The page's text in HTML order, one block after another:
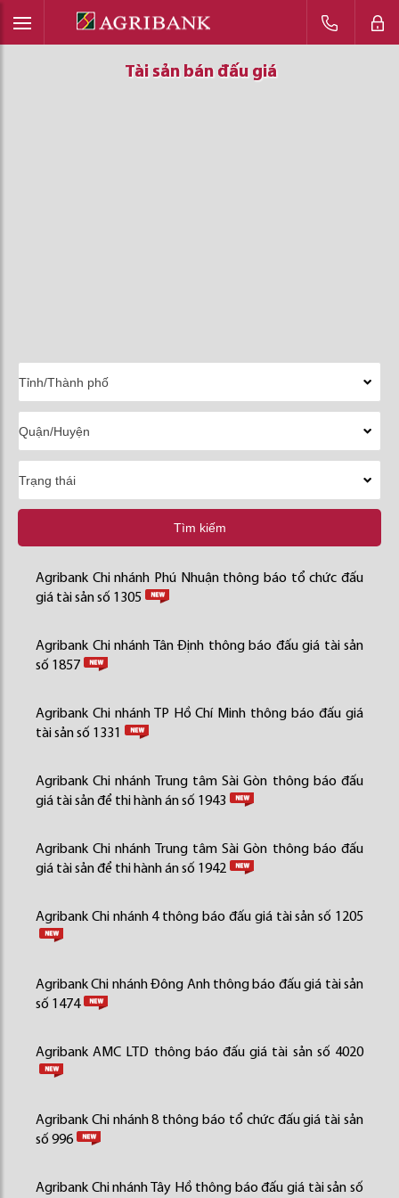
Tài sản bán đấu giá
Tài sản bán đấu giá
Tài sản bán đấu giá
Tìm kiếm
Agribank Chi nhánh Phú Nhuận thông báo tổ chức đấu
giá tài sản số 1305
Agribank Chi nhánh Tân Định thông báo đấu giá tài sản
số 1857
Agribank Chi nhánh TP Hồ Chí Minh thông báo đấu giá
tài sản số 1331
Agribank Chi nhánh Trung tâm Sài Gòn thông báo đấu
giá tài sản để thi hành án số 1943
Agribank Chi nhánh Trung tâm Sài Gòn thông báo đấu
giá tài sản để thi hành án số 1942
Agribank Chi nhánh 4 thông báo đấu giá tài sản số 1205
Agribank Chi nhánh Đông Anh thông báo đấu giá tài sản
số 1474
Agribank AMC LTD thông báo đấu giá tài sản số 4020
Agribank Chi nhánh 8 thông báo tổ chức đấu giá tài sản
số 996
Agribank Chi nhánh Tây Hồ thông báo đấu giá tài sản số